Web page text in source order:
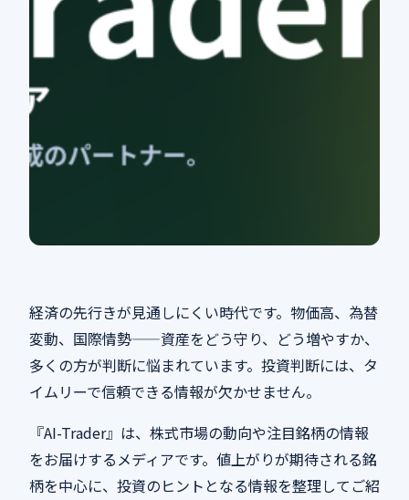
経済の先行きが見通しにくい時代です。物価高、為替
変動、国際情勢——資産をどう守り、どう増やすか、
多くの方が判断に悩まれています。投資判断には、タ
イムリーで信頼できる情報が欠かせません。
『AI-Trader』は、株式市場の動向や注目銘柄の情報
をお届けするメディアです。値上がりが期待される銘
柄を中心に、投資のヒントとなる情報を整理してご紹